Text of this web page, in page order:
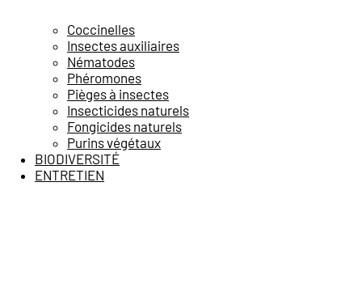
Coccinelles
Insectes auxiliaires
Nématodes
Phéromones
Pièges à insectes
Insecticides naturels
Fongicides naturels
Purins végétaux
BIODIVERSITÉ
ENTRETIEN